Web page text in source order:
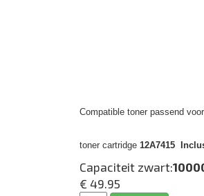
Compatible toner passend
toner cartridge 12A7415
Capaciteit zwart:
€ 49.95